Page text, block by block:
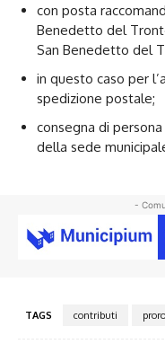
con posta
Benedetto del
San Benedetto del
in questo caso per
spedizione postale;
consegna di
della sede
-
TAGS contributi